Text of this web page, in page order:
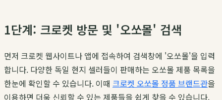
1단계: 크로켓 방문 및 '오쏘몰' 검색
먼저 크로켓 웹사이트나 앱에 접속하여 검색창에 '오쏘몰'을 입력
합니다. 다양한 독일 현지 셀러들이 판매하는 오쏘몰 제품 목록을
한눈에 확인할 수 있습니다. 이때 크로켓 오쏘몰 정품 브랜드관을
이용하면 더욱 신뢰할 수 있는 제품들을 쉽게 찾을 수 있습니다.